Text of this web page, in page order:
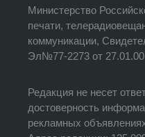
Министерство
печати,
коммуникации,
Эл№77-2273 от 27.01.00
Редакция не несет
достоверность
рекламных